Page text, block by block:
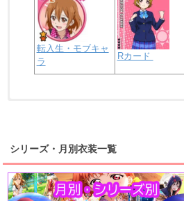
転入生・モブキャ
ラ
Rカード
桜内梨子 高海千歌
上原歩夢 宮下愛
シリーズ・月別衣装一覧